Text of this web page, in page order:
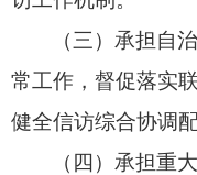
（三）承担自
常工作， 督促落实
健全信访综合协调配
（四）承担重